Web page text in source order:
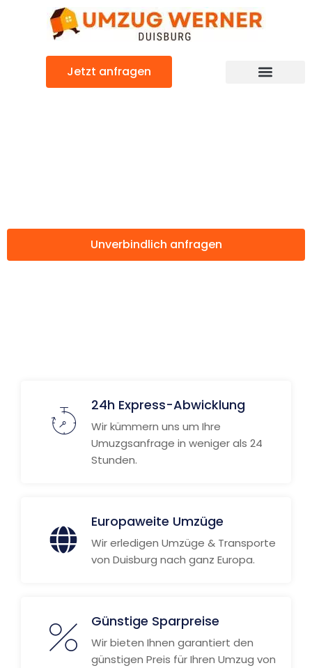
Jetzt anfragen
Unverbindlich anfragen
24h Express-Abwicklung
Wir kümmern uns um Ihre
Umuzgsanfrage in weniger als 24
Stunden.
Europaweite Umzüge
Wir erledigen Umzüge & Transporte
von Duisburg nach ganz Europa.
Günstige Sparpreise
Wir bieten Ihnen garantiert den
günstigen Preis für Ihren Umzug von